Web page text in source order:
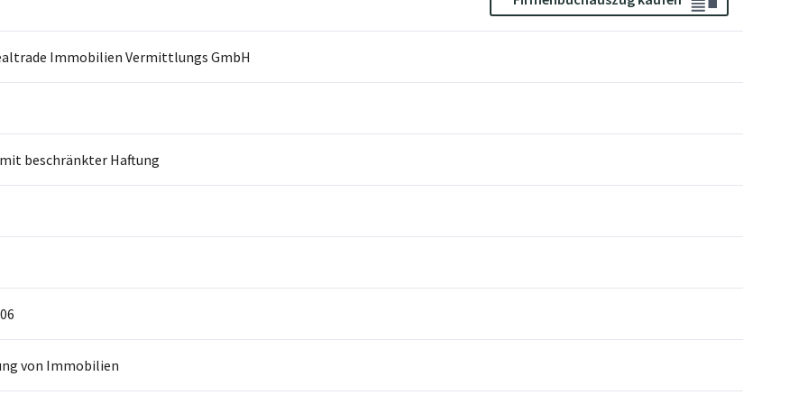
Immobilien Vermittlungs GmbH
beschränkter Haftung
von Immobilien